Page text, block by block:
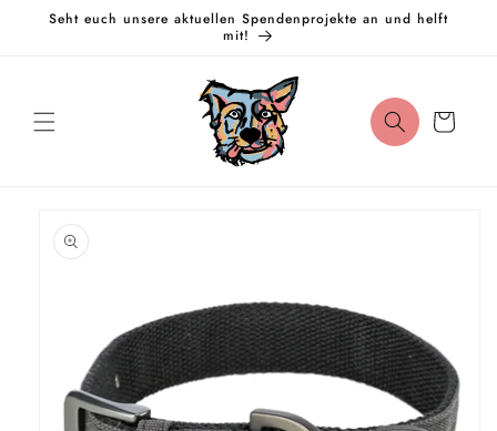
zum
Seht euch unsere aktuellen Spendenprojekte an und helft
mit!
Warenkorb